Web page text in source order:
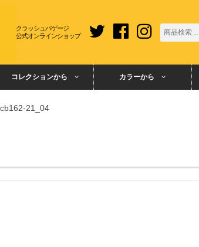
クラッシュバゲージ
公式オンラインショップ
コレクションから カラーから
cb162-21_04